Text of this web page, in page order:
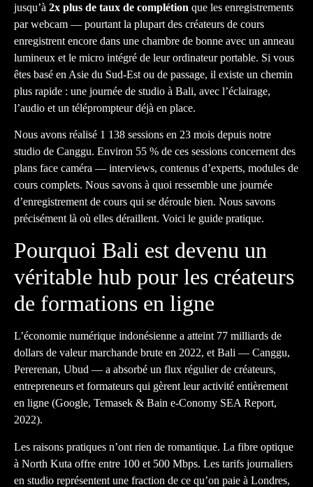
jusqu’à 2x plus de taux de complétion que les enregistrements
par webcam — pourtant la plupart des créateurs de cours
enregistrent encore dans une chambre de bonne avec un anneau
lumineux et le micro intégré de leur ordinateur portable. Si vous
êtes basé en Asie du Sud-Est ou de passage, il existe un chemin
plus rapide : une journée de studio à Bali, avec l’éclairage,
l’audio et un téléprompteur déjà en place.
Nous avons réalisé 1 138 sessions en 23 mois depuis notre
studio de Canggu. Environ 55 % de ces sessions concernent des
plans face caméra — interviews, contenus d’experts, modules de
cours complets. Nous savons à quoi ressemble une journée
d’enregistrement de cours qui se déroule bien. Nous savons
précisément là où elles déraillent. Voici le guide pratique.
Pourquoi Bali est devenu un
véritable hub pour les créateurs
de formations en ligne
L’économie numérique indonésienne a atteint 77 milliards de
dollars de valeur marchande brute en 2022, et Bali — Canggu,
Pererenan, Ubud — a absorbé un flux régulier de créateurs,
entrepreneurs et formateurs qui gèrent leur activité entièrement
en ligne (Google, Temasek & Bain e-Conomy SEA Report,
2022).
Les raisons pratiques n’ont rien de romantique. La fibre optique
à North Kuta offre entre 100 et 500 Mbps. Les tarifs journaliers
en studio représentent une fraction de ce qu’on paie à Londres,